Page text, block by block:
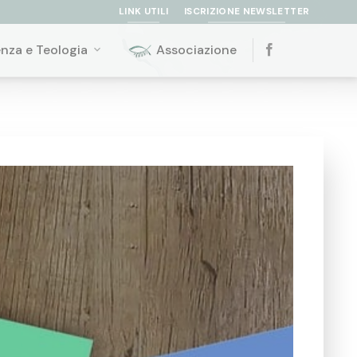
LINK UTILI ISCRIZIONE NEWSLETTER
e Teologia Associazione